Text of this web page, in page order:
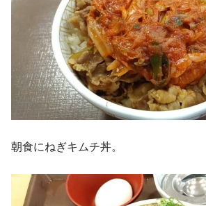
朝食にねぎキムチ丼。